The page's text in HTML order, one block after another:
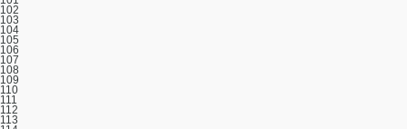
102
103
104
105
106
107
108
109
110
111
112
113